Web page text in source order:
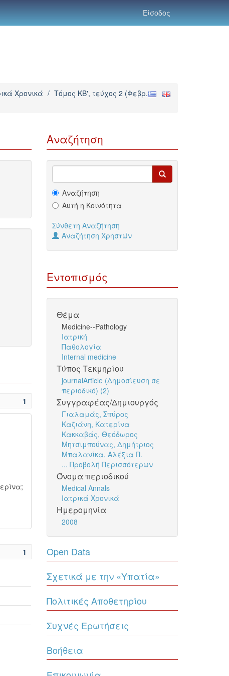
Είσοδος
Χρονικά / Τόμος ΚΒ', τεύχος 2 (Φεβρ.
1
;
1
Αναζήτηση
Αναζήτηση
Αυτή η Κοινότητα
Σύνθετη Αναζήτηση
Αναζήτηση Χρηστών
Εντοπισμός
Θέμα
Medicine--Pathology
Ιατρική
Παθολογία
Internal medicine
Τύπος Τεκμηρίου
journalArticle (Δημοσίευση σε
περιοδικό) (2)
Συγγραφέας/Δημιουργός
Γιαλαμάς, Σπύρος
Καζιάνη, Κατερίνα
Κακκαβάς, Θεόδωρος
Μητσιμπούνας, Δημήτριος
Μπαλανίκα, Αλέξια Π.
... Προβολή Περισσότερων
Όνομα περιοδικού
Medical Annals
Ιατρικά Χρονικά
Ημερομηνία
2008
Open Data
Σχετικά με την «Υπατία»
Πολιτικές Αποθετηρίου
Συχνές Ερωτήσεις
Βοήθεια